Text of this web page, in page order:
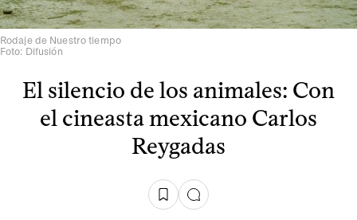
Rodaje de Nuestro tiempo
Foto: Difusión
El silencio de los animales: Con
el cineasta mexicano Carlos
Reygadas